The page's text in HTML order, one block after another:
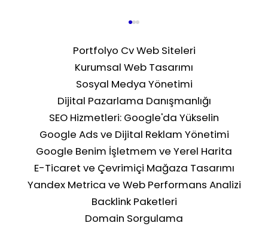
Sosyal Medya Reklam Metrikleri:
Hangi KPI'lara Bakılmalı?
Portfolyo Cv Web Siteleri
Kurumsal Web Tasarımı
Sosyal Medya Yönetimi
Dijital Pazarlama Danışmanlığı
SEO Hizmetleri: Google'da Yükselin
Google Ads ve Dijital Reklam Yönetimi
Google Benim İşletmem ve Yerel Harita
E-Ticaret ve Çevrimiçi Mağaza Tasarımı
Yandex Metrica ve Web Performans Analizi
Backlink Paketleri
Domain Sorgulama